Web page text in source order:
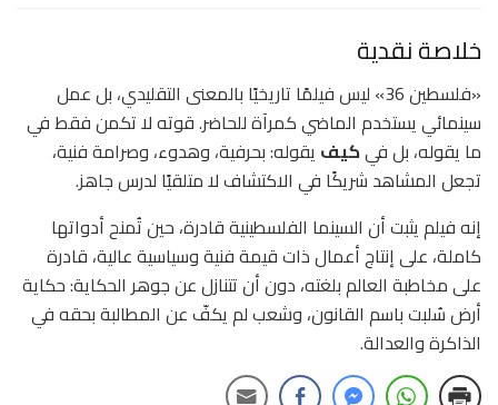
خلاصة نقدية
«فلسطين 36» ليس فيلمًا تاريخيًا بالمعنى التقليدي، بل عمل
سينمائي يستخدم الماضي كمرآة للحاضر. قوته لا تكمن فقط في
ما يقوله، بل فيكيف يقوله: بحرفية، وهدوء، وصرامة فنية،
تجعل المشاهد شريكًا في الاكتشاف لا متلقيًا لدرس جاهز.
إنه فيلم يثبت أن السينما الفلسطينية قادرة، حين تُمنح أدواتها
كاملة، على إنتاج أعمال ذات قيمة فنية وسياسية عالية، قادرة
على مخاطبة العالم بلغته، دون أن تتنازل عن جوهر الحكاية: حكاية
أرض سُلبت باسم القانون، وشعب لم يكفّ عن المطالبة بحقه في
الذاكرة والعدالة.